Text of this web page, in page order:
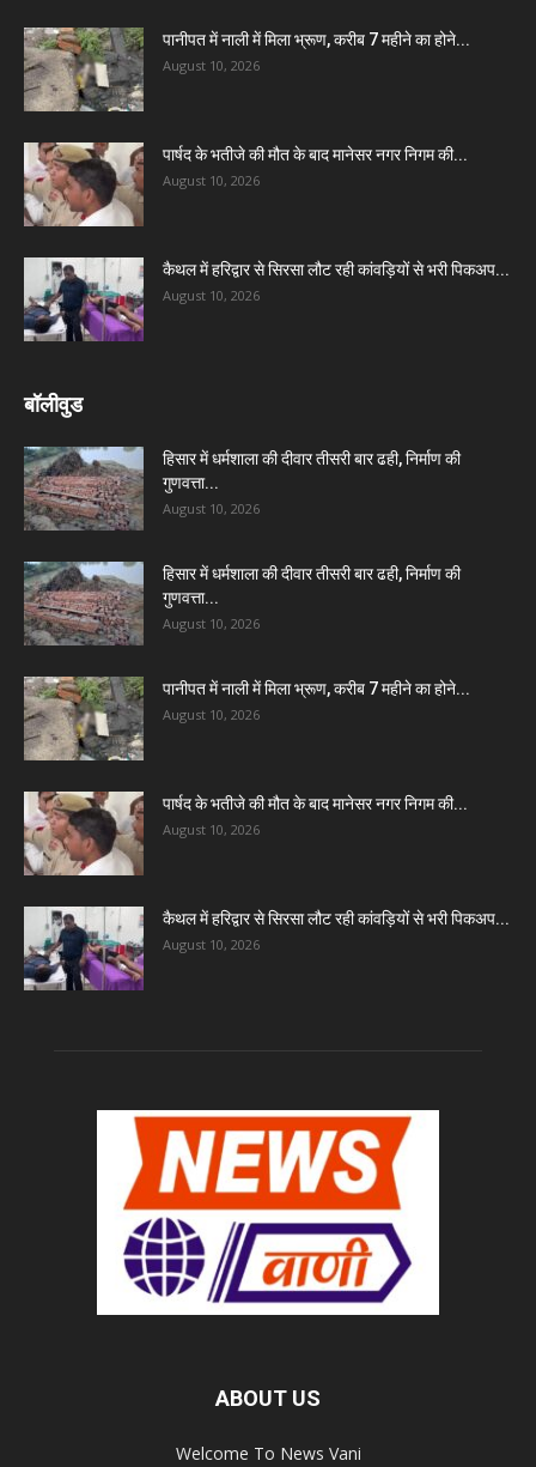
पानीपत में नाली में मिला भ्रूण, करीब 7 महीने का होने...
August 10, 2026
पार्षद के भतीजे की मौत के बाद मानेसर नगर निगम की...
August 10, 2026
कैथल में हरिद्वार से सिरसा लौट रही कांवड़ियों से भरी पिकअप...
August 10, 2026
बॉलीवुड
हिसार में धर्मशाला की दीवार तीसरी बार ढही, निर्माण की
गुणवत्ता...
August 10, 2026
हिसार में धर्मशाला की दीवार तीसरी बार ढही, निर्माण की
गुणवत्ता...
August 10, 2026
पानीपत में नाली में मिला भ्रूण, करीब 7 महीने का होने...
August 10, 2026
पार्षद के भतीजे की मौत के बाद मानेसर नगर निगम की...
August 10, 2026
कैथल में हरिद्वार से सिरसा लौट रही कांवड़ियों से भरी पिकअप...
August 10, 2026
ABOUT US
Welcome To News Vani